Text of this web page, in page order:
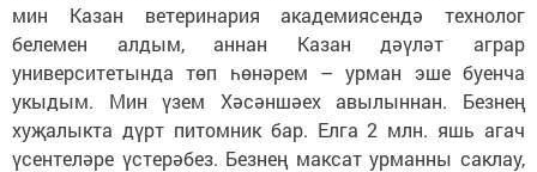
мин Казан ветеринария академиясендә технолог
белемен алдым, аннан Казан дәүләт аграр
университетында төп һөнәрем – урман эше буенча
укыдым. Мин үзем Хәсәншәех авылыннан. Безнең
хуҗалыкта дүрт питомник бар. Елга 2 млн. яшь агач
үсентеләре үстерәбез. Безнең максат урманны саклау,